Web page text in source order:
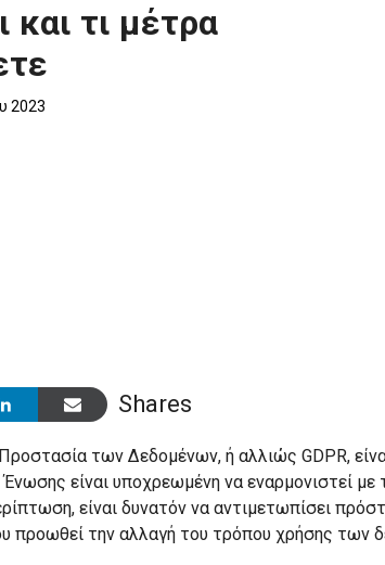
και τι μέτρα
2023
Shares
των Δεδομένων, ή αλλιώς GDPR,
είναι υποχρεωμένη να εναρμονιστεί με
είναι δυνατόν να αντιμετωπίσει
προωθεί την αλλαγή του τρόπου χρήσης